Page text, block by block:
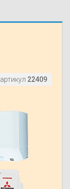
артикул 22409